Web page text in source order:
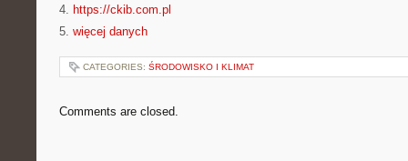
4. https://ckib.com.pl
5. więcej danych
CATEGORIES: ŚRODOWISKO I KLIMAT
Comments are closed.